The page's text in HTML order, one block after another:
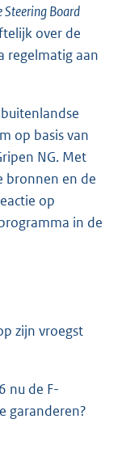
Steering Board
over de
regelmatig aan
op basis van
NG. Met
bronnen en de
op
in de
zijn vroegst
nu de F-
garanderen?